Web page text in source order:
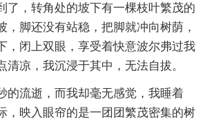
了，转角处的坡下有一棵枝叶繁茂的
，脚还没有站稳，把脚就冲向树荫，
，闭上双眼，享受着快意波尔弗过我
清凉，我沉浸于其中，无法自拔。
的流逝，而我却毫无感觉，我睡着
，映入眼帘的是一团团繁茂密集的树